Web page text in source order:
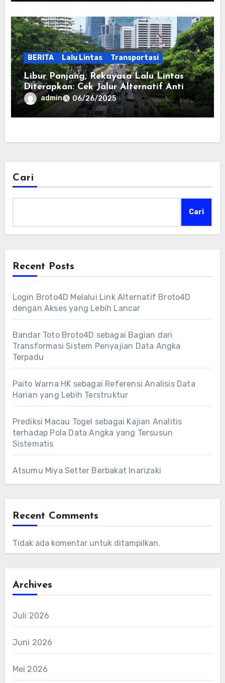
BERITA Lalu Lintas Transportasi
Libur Panjang, Rekayasa Lalu Lintas
Diterapkan: Cek Jalur Alternatif Anti
Macet Ini
admin 06/26/2025
Cari
Cari
Recent Posts
Login Broto4D Melalui Link Alternatif Broto4D
dengan Akses yang Lebih Lancar
Bandar Toto Broto4D sebagai Bagian dari
Transformasi Sistem Penyajian Data Angka
Terpadu
Paito Warna HK sebagai Referensi Analisis Data
Harian yang Lebih Terstruktur
Prediksi Macau Togel sebagai Kajian Analitis
terhadap Pola Data Angka yang Tersusun
Sistematis
Atsumu Miya Setter Berbakat Inarizaki
Recent Comments
Tidak ada komentar untuk ditampilkan.
Archives
Juli 2026
Juni 2026
Mei 2026